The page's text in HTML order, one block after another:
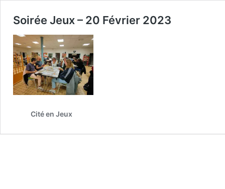
Soirée Jeux – 20 Février 2023
Cité en Jeux